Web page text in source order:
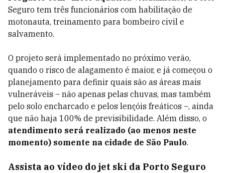
Seguro tem três funcionários com habilitação de
motonauta, treinamento para bombeiro civil e
salvamento.
O projeto será implementado no próximo verão,
quando o risco de alagamento é maior, e já começou o
planejamento para definir quais são as áreas mais
vulneráveis – não apenas pelas chuvas, mas também
pelo solo encharcado e pelos lençóis freáticos –, ainda
que não haja 100% de previsibilidade. Além disso, o
atendimento será realizado (ao menos neste
momento) somente na cidade de São Paulo.
Assista ao vídeo do jet ski da Porto Seguro